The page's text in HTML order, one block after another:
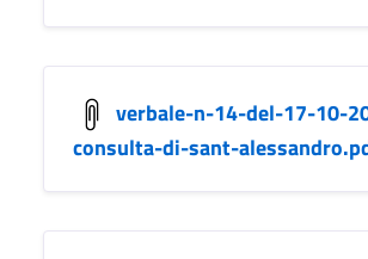
verbale-n-14-del-17-10-
consulta-di-sant-